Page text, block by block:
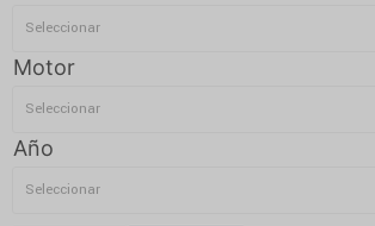
Motor
Año